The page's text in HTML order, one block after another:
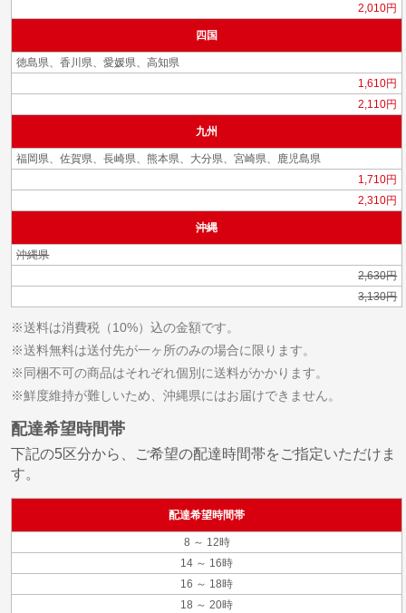
2,010円
四国
徳島県、香川県、愛媛県、高知県
1,610円
2,110円
九州
福岡県、佐賀県、長崎県、熊本県、大分県、宮崎県、鹿児島県
1,710円
2,310円
沖縄
沖縄県
2,630円
3,130円
※送料は消費税（10%）込の金額です。
※送料無料は送付先が一ヶ所のみの場合に限ります。
※同梱不可の商品はそれぞれ個別に送料がかかります。
※鮮度維持が難しいため、沖縄県にはお届けできません。
配達希望時間帯
下記の5区分から、ご希望の配達時間帯をご指定いただけま
す。
配達希望時間帯
8 ～ 12時
14 ～ 16時
16 ～ 18時
18 ～ 20時